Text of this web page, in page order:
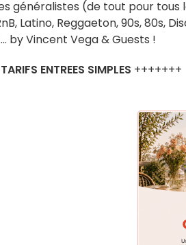
généralistes (de tout pour tous
Latino, Reggaeton, 90s, 80s,
by Vincent Vega & Guests !
TARIFS ENTREES SIMPLES +++++++